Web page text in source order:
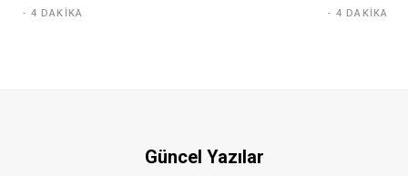
4 DAKIKA 4 DAKIKA
Güncel Yazılar